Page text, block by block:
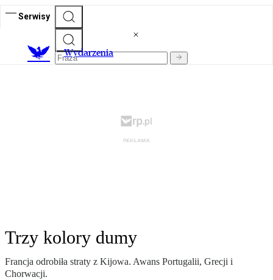
Serwisy
Wydarzenia
Trzy kolory dumy
Francja odrobiła straty z Kijowa. Awans Portugalii, Grecji i
Chorwacji.